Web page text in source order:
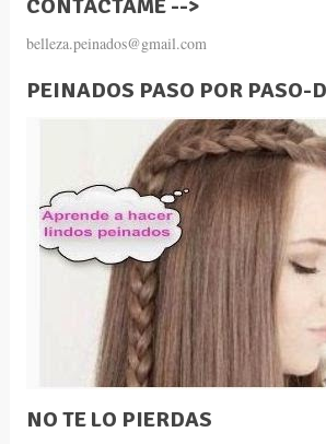
CONTÁCTAME -->
belleza.peinados@gmail.com
PEINADOS PASO POR PASO-
NO TE LO PIERDAS